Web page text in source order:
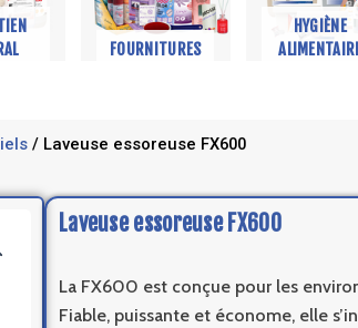
FOURNITURES
HYGIÈNE
/ Laveuse essoreuse FX600
Laveuse essoreuse FX600
La FX600 est conçue pour les
Fiable, puissante et économe, elle